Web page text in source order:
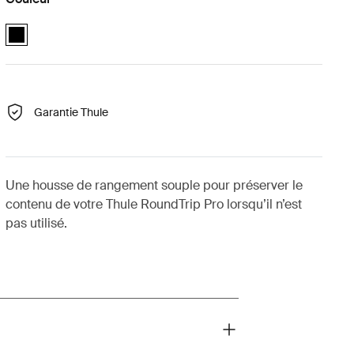
Thule RoundTrip Pro storage sleeve Noir (selected)
Garantie Thule
Une housse de rangement souple pour préserver le
contenu de votre Thule RoundTrip Pro lorsqu’il n’est
pas utilisé.